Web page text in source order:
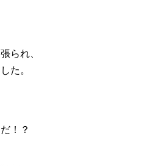
られ、
た。
！？